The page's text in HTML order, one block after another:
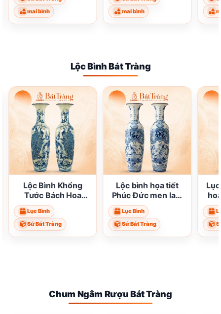
mai bình
mai bình
Lộc Bình Bát Tràng
Lộc Bình Khổng
Tước Bách Hoa
Xanh Lam Men
Trắng
Lục Bình
Sứ Bát Tràng
Lộc bình họa tiết
Phúc Đức men lam
ST-LB03
Lục Bình
Sứ Bát Tràng
Chum Ngâm Rượu Bát Tràng